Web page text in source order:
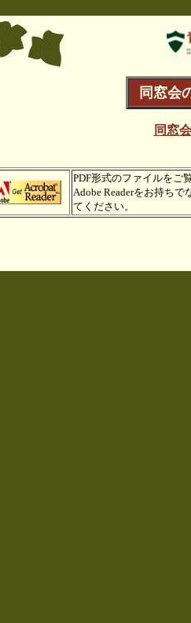
同窓会
同窓
PDF形式のファイルをご
Adobe Readerをお持ちで
てください。